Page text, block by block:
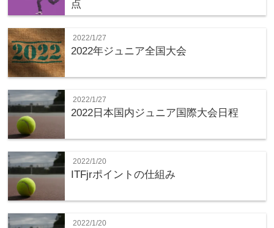
点
2022/1/27
2022年ジュニア全国大会
2022/1/27
2022日本国内ジュニア国際大会日程
2022/1/20
ITFjrポイントの仕組み
2022/1/20